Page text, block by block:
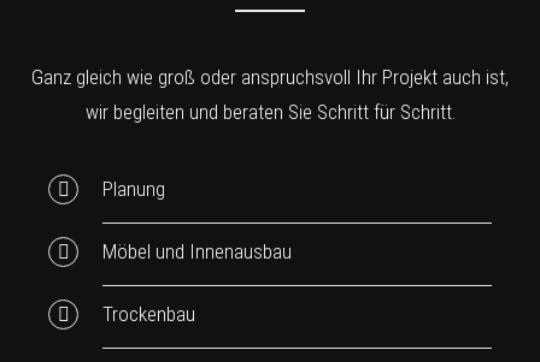
Ganz gleich wie groß oder anspruchsvoll Ihr Projekt auch ist,
wir begleiten und beraten Sie Schritt für Schritt.
Planung
Möbel und Innenausbau
Trockenbau